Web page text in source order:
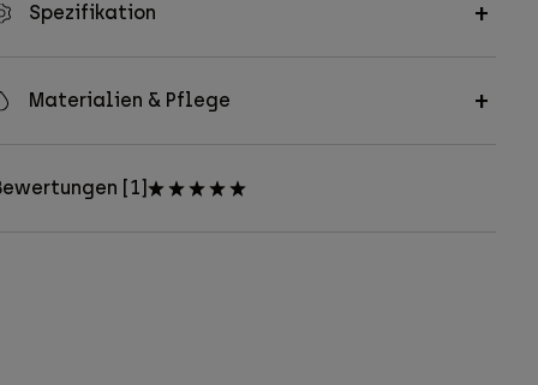
Spezifikation
Materialien & Pflege
[1]